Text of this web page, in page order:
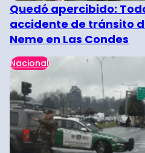
Quedó apercibido:
accidente de tránsito
Neme en Las Condes
Nacional